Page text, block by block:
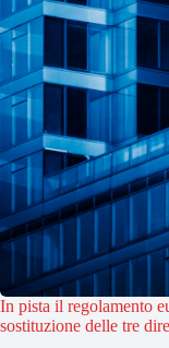
In pista il regolamento
sostituzione delle tre